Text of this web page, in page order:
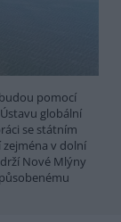
pomocí
globální
se státním
v dolní
Nové Mlýny